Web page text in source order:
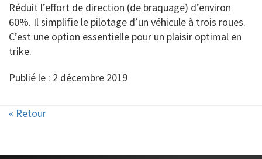
Réduit l’effort de direction (de braquage) d’environ
60%. Il simplifie le pilotage d’un véhicule à trois roues.
C’est une option essentielle pour un plaisir optimal en
trike.
Publié le : 2 décembre 2019
« Retour